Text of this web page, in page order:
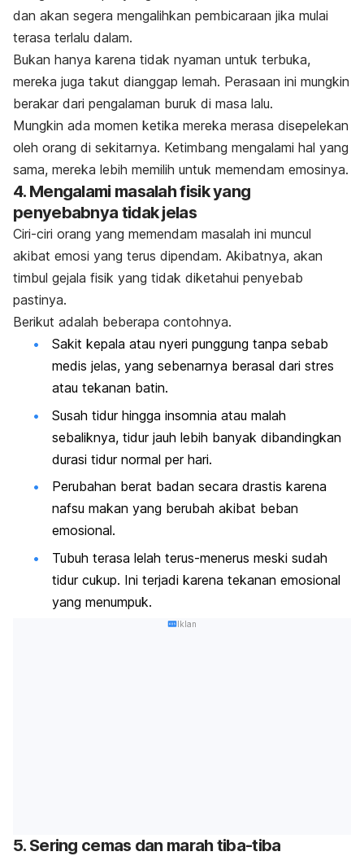
dan akan segera mengalihkan pembicaraan jika mulai
terasa terlalu dalam.
Bukan hanya karena tidak nyaman untuk terbuka,
mereka juga takut dianggap lemah. Perasaan ini mungkin
berakar dari pengalaman buruk di masa lalu.
Mungkin ada momen ketika mereka merasa disepelekan
oleh orang di sekitarnya. Ketimbang mengalami hal yang
sama, mereka lebih memilih untuk memendam emosinya.
4. Mengalami masalah fisik yang
penyebabnya tidak jelas
Ciri-ciri orang yang memendam masalah ini muncul
akibat emosi yang terus dipendam. Akibatnya, akan
timbul gejala fisik yang tidak diketahui penyebab
pastinya.
Berikut adalah beberapa contohnya.
Sakit kepala atau nyeri punggung tanpa sebab
medis jelas, yang sebenarnya berasal dari stres
atau tekanan batin.
Susah tidur hingga insomnia atau malah
sebaliknya, tidur jauh lebih banyak dibandingkan
durasi tidur normal per hari.
Perubahan berat badan secara drastis karena
nafsu makan yang berubah akibat beban
emosional.
Tubuh terasa lelah terus-menerus meski sudah
tidur cukup. Ini terjadi karena tekanan emosional
yang menumpuk.
Iklan
5. Sering cemas dan marah tiba-tiba